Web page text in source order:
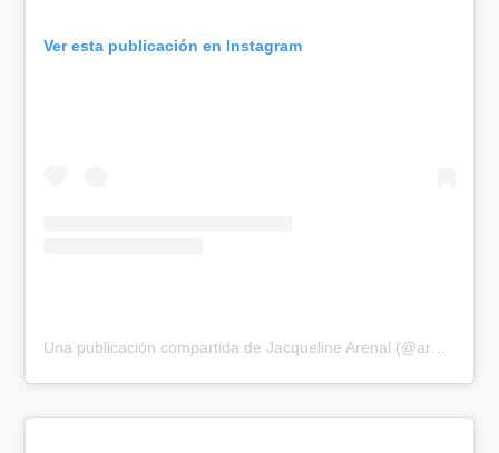
Ver esta publicación en Instagram